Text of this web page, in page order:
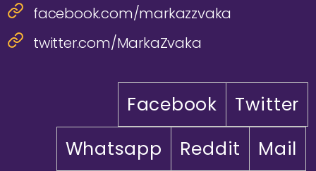
facebook.com/markazzvaka
twitter.com/MarkaZvaka
Facebook
Twitter
Whatsapp
Reddit Mail